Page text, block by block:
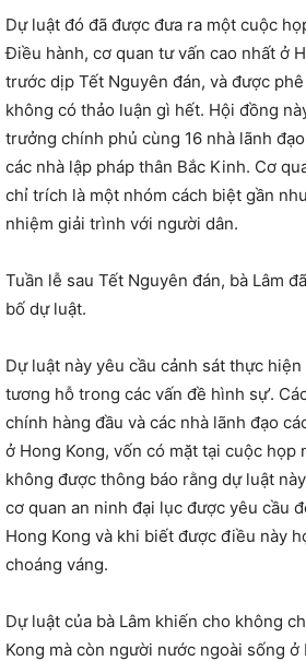
Dự luật đó đã được đưa ra một cuộc
Điều hành, cơ quan tư vấn cao nhất ở
trước dịp Tết Nguyên đán, và được
không có thảo luận gì hết. Hội đồng
trưởng chính phủ cùng 16 nhà lãnh
các nhà lập pháp thân Bắc Kinh. Cơ
chỉ trích là một nhóm cách biệt gần
nhiệm giải trình với người dân.
Tuần lễ sau Tết Nguyên đán, bà Lâm
bố dự luật.
Dự luật này yêu cầu cảnh sát thực hiện
tương hỗ trong các vấn đề hình sự’.
chính hàng đầu và các nhà lãnh đạo
ở Hong Kong, vốn có mặt tại cuộc họp
không được thông báo rằng dự luật
cơ quan an ninh đại lục được yêu cầu
Hong Kong và khi biết được điều này
choáng váng.
Dự luật của bà Lâm khiến cho không
Kong mà còn người nước ngoài sống ở